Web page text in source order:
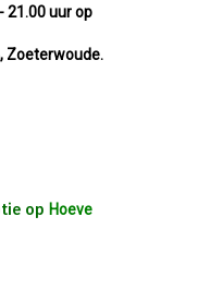
Mulder Shipyard
- Energiedag
Derby SJZ -
21.00 uur op
Zoeterwoude.
op Hoeve